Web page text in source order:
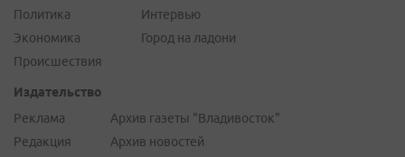
Политика
Экономика
Происшествия
Интервью
Город на ладони
Издательство
Реклама
Редакция
Архив газеты "Владивосток"
Архив новостей